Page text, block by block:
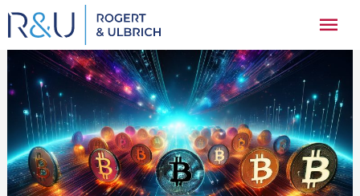
Ga
naar
inhoud